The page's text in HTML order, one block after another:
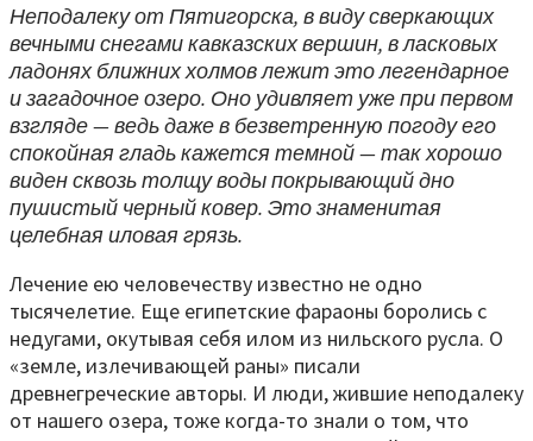
Неподалеку от Пятигорска, в виду сверкающих
вечными снегами кавказских вершин, в ласковых
ладонях ближних холмов лежит это легендарное
и загадочное озеро. Оно удивляет уже при первом
взгляде — ведь даже в безветренную погоду его
спокойная гладь кажется темной — так хорошо
виден сквозь толщу воды покрывающий дно
пушистый черный ковер. Это знаменитая
целебная иловая грязь.
Лечение ею человечеству известно не одно
тысячелетие. Еще египетские фараоны боролись с
недугами, окутывая себя илом из нильского русла. О
«земле, излечивающей раны» писали
древнегреческие авторы. И люди, жившие неподалеку
от нашего озера, тоже когда-то знали о том, что